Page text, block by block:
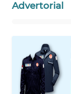
Advertorial
FORWAMKI
ALPERKLINAS